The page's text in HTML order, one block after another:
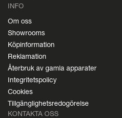
INFO
Om oss
Showrooms
Köpinformation
Reklamation
Återbruk av gamla apparater
Integritetspolicy
Cookies
Tillgänglighetsredogörelse
KONTAKTA OSS